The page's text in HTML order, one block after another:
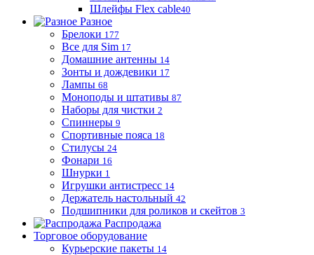
Шлейфы Flex cable40
Разное
Брелоки 177
Все для Sim 17
Домашние антенны 14
Зонты и дождевики 17
Лампы 68
Моноподы и штативы 87
Наборы для чистки 2
Спиннеры 9
Спортивные пояса 18
Стилусы 24
Фонари 16
Шнурки 1
Игрушки антистресс 14
Держатель настольный 42
Подшипники для роликов и скейтов 3
Распродажа
Торговое оборудование
Курьерские пакеты 14